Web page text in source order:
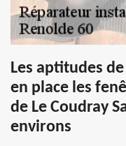
Les aptitudes
en place les
de Le Coudray
environs